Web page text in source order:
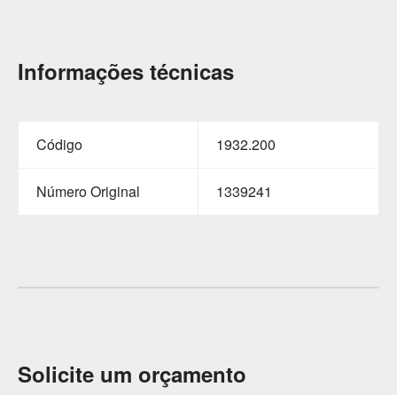
Informações técnicas
Código 1932.200
Número Original 1339241
Solicite um orçamento